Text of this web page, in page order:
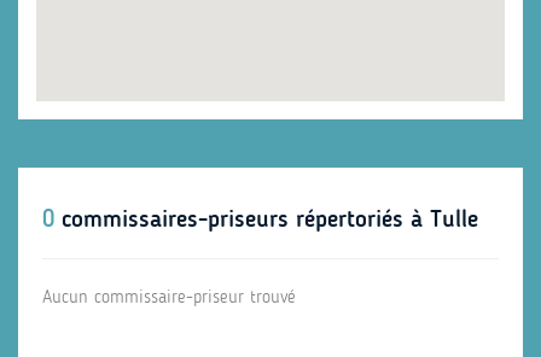
0 commissaires-priseurs répertoriés à Tulle
Aucun commissaire-priseur trouvé